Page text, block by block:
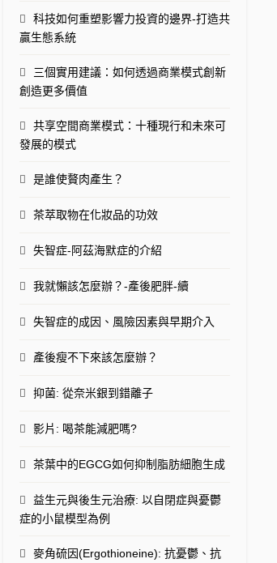
科技如何重塑影響力投資的邊界-打造共
贏生態系統
三個實用建議：如何透過商業模式創新
創造更多價值
共享空間商業模式：十種現行和未來可
發展的模式
是誰使贅肉產生？
茶萃取物在化妝品的功效
失智症-阿茲海默症的介紹
我就懶該怎麼辦？-產後肥胖-續
失智症的成因、風險因素與早期介入
產後瘦不下來該怎麼辦？
抑菌: 從奈米銀到錯離子
影片: 喝茶能減肥嗎?
茶葉中的EGCG如何抑制脂肪細胞生成
益生元與後生元治療: 以自閉症與憂鬱
症的小鼠模型為例
麥角硫因(Ergothioneine): 抗憂鬱、抗